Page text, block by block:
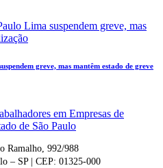
greve, mas mantêm estado de greve
Ramalho, 992/988
– SP | CEP: 01325-000